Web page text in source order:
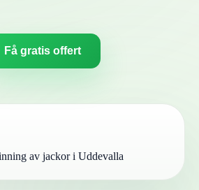
Få gratis offert